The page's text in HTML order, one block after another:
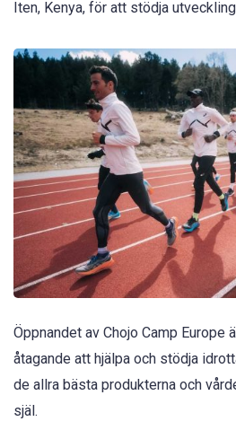
Iten, Kenya, för att stödja
Öppnandet av Chojo Camp Europe
åtagande att hjälpa och stödja
de allra bästa produkterna och
själ.